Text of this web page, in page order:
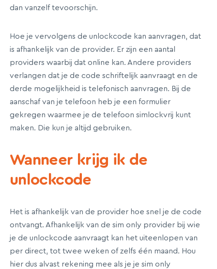
dan vanzelf tevoorschijn.
Hoe je vervolgens de unlockcode kan aanvragen, dat
is afhankelijk van de provider. Er zijn een aantal
providers waarbij dat online kan. Andere providers
verlangen dat je de code schriftelijk aanvraagt en de
derde mogelijkheid is telefonisch aanvragen. Bij de
aanschaf van je telefoon heb je een formulier
gekregen waarmee je de telefoon simlockvrij kunt
maken. Die kun je altijd gebruiken.
Wanneer krijg ik de
unlockcode
Het is afhankelijk van de provider hoe snel je de code
ontvangt. Afhankelijk van de sim only provider bij wie
je de unlockcode aanvraagt kan het uiteenlopen van
per direct, tot twee weken of zelfs één maand. Hou
hier dus alvast rekening mee als je je sim only